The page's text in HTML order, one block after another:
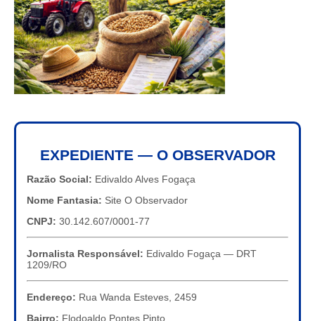
EXPEDIENTE — O OBSERVADOR
Razão Social: Edivaldo Alves Fogaça
Nome Fantasia: Site O Observador
CNPJ: 30.142.607/0001-77
Jornalista Responsável: Edivaldo Fogaça — DRT
1209/RO
Endereço: Rua Wanda Esteves, 2459
Bairro: Flodoaldo Pontes Pinto